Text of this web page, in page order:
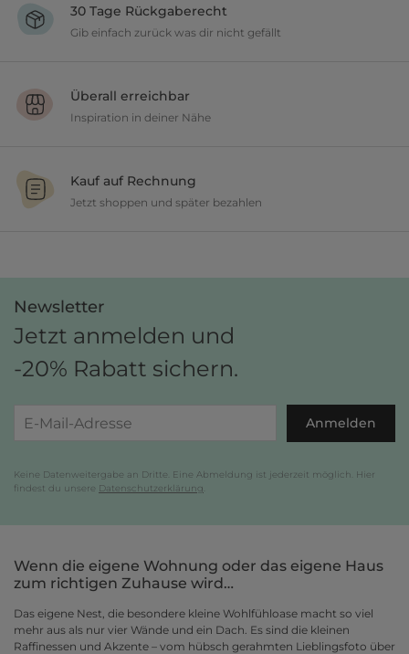
30 Tage Rückgaberecht
Gib einfach zurück was dir nicht gefällt
geben dir 30 Tage Zeit etwas zurückzusenden.
Überall erreichbar
Inspiration in deiner Nähe
lasse dich inspirieren.
Kauf auf Rechnung
Jetzt shoppen und später bezahlen
Newsletter
Jetzt anmelden und
-20% Rabatt sichern.
Anmelden
Keine Datenweitergabe an Dritte. Eine Abmeldung ist jederzeit möglich. Hier
findest du unsere Datenschutzerklärung
Wenn die eigene Wohnung oder das eigene Haus
zum richtigen Zuhause wird…
Das eigene Nest, die besondere kleine Wohlfühloase macht so viel
mehr aus als nur vier Wände und ein Dach. Es sind die kleinen
Raffinessen und Akzente – vom hübsch gerahmten Lieblingsfoto über